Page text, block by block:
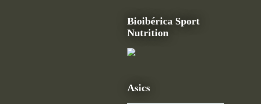
Bioibérica Sport
Nutrition
Asics